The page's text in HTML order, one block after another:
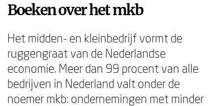
Boeken over het mkb
Het midden- en kleinbedrijf vormt de
ruggengraat van de Nederlandse
economie. Meer dan 99 procent van alle
bedrijven in Nederland valt onder de
noemer mkb: ondernemingen met minder